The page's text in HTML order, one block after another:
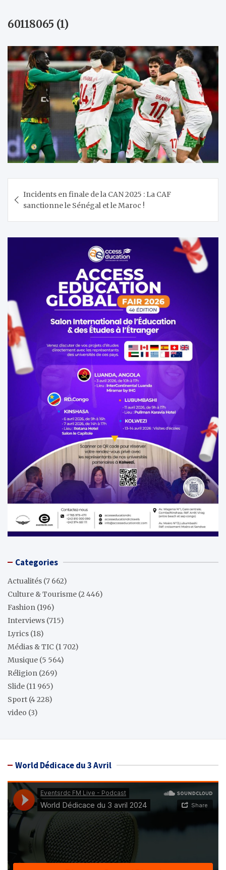
60118065 (1)
de
l’article
Incidents en finale de la CAN 2025 : La CAF
sanctionne le Sénégal et le Maroc !
Categories
Actualités (7 662)
Culture & Tourisme (2 446)
Fashion (196)
Interviews (715)
Lyrics (18)
Médias & TIC (1 702)
Musique (5 564)
Réligion (269)
Slide (11 965)
Sport (4 228)
video (3)
World Dédicace du 3 Avril